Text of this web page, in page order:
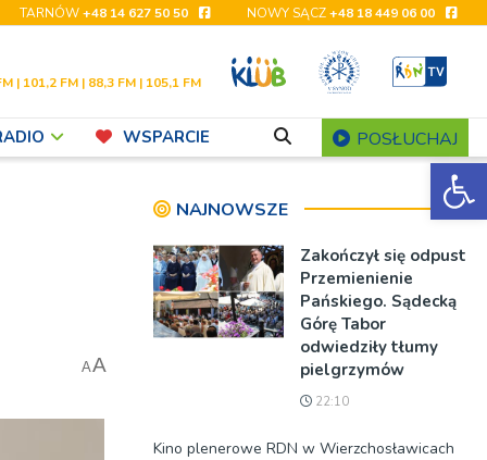
TARNÓW+48 14 627 50 50 NOWY SĄCZ+48 18 449 06 00
| 101,2 FM | 88,3 FM | 105,1 FM
WSPARCIE POSŁUCHAJ
AA
NAJNOWSZE
Zakończył się odpust
Przemienienie
Pańskiego. Sądecką
Górę Tabor
odwiedziły tłumy
pielgrzymów
22:10
Kino plenerowe RDN w Wierzchosławicach